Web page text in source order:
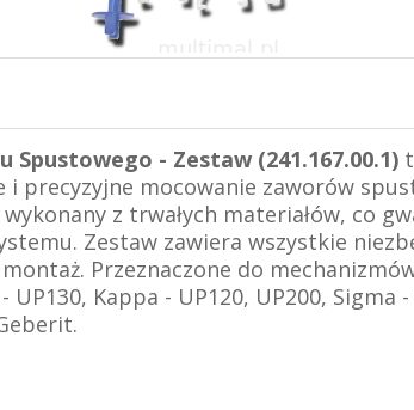
Spustowego - Zestaw (241.167.00.1)
precyzyjne mocowanie zaworów
z trwałych materiałów, co
Zestaw zawiera wszystkie
Przeznaczone do
Kappa - UP120, UP200, Sigma